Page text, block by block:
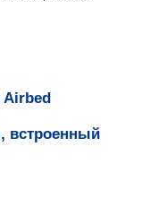
Airbed
встроенный